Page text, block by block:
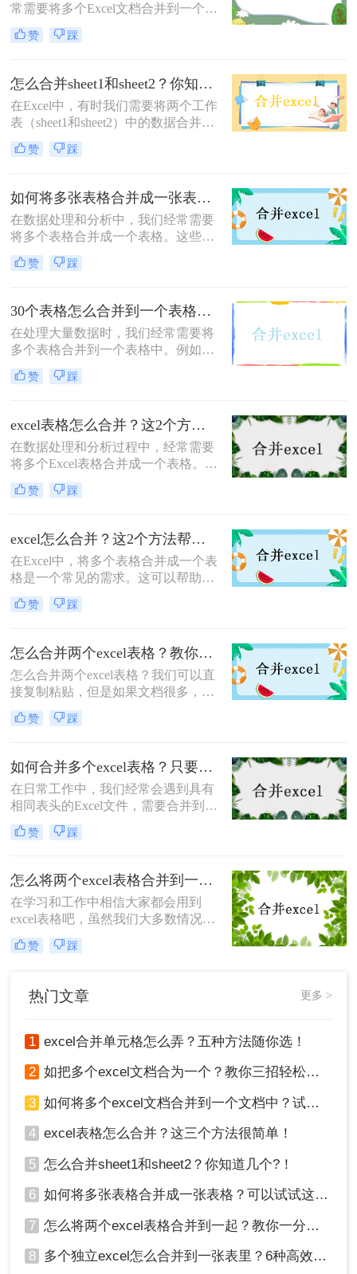
常需要将多个Excel文档合并到一个文
档中，以便于数据的集中管理和分
析。那么如何将多个excel文档合并到
实用的方法，帮助您轻松实现多个
Excel文档的合并。
赞 踩
怎么合并sheet1和sheet2？你知道几个?！
在Excel中，有时我们需要将两个工作
表（sheet1和sheet2）中的数据合并到
一个新的工作表中。这可能是为了整
理数据、创建报告或进行数据分析。
将介绍三种方法来合并两个工作表，
帮助您轻松完成合并操作。
赞 踩
如何将多张表格合并成一张表格？可以试试这2种方法！
​在数据处理和分析中，我们经常需要
将多个表格合并成一个表格。这些表
格可能来自不同的数据源、文件或数
据库。那么如何将多张表格合并成一
用的方法，帮助您将多张表格合并成
一张表格。
赞 踩
30个表格怎么合并到一个表格？试试这二种合并方法！
在处理大量数据时，我们经常需要将
多个表格合并到一个表格中。例如，
你可能手头有30个表格，每个表格都
包含相似的数据结构，现在你想将它
表格怎么合并到一个表格呢？下面将
介绍两种方法来实现这一目标。
赞 踩
excel表格怎么合并？这2个方法很简单！
在数据处理和分析过程中，经常需要
将多个Excel表格合并成一个表格。合
并表格不仅可以方便地管理和对比数
据，还可以提高工作效率。本文将介
松完成这项任务。
赞 踩
excel怎么合并？这2个方法帮你搞定！
在Excel中，将多个表格合并成一个表
格是一个常见的需求。这可以帮助我
们更方便地管理和分析数据，提高工
作效率。下面介绍excel怎么合并的方
赞 踩
怎么合并两个excel表格？教你二招轻松搞定！
怎么合并两个excel表格？我们可以直
接复制粘贴，但是如果文档很多，复
制粘贴也解决不了的时候，那么不妨
试一下合并excel表格，那么问题来
讲解一下，看看要怎么解决吧。
赞 踩
如何合并多个excel表格？只要学会这几个方法！
在日常工作中，我们经常会遇到具有
相同表头的Excel文件，需要合并到相
同的工作表中进行分析。当文件较多
时，手动合并表通常是一件非常麻烦
的VBA经常卡住。今天我将分享如何
合并多个excel表格方法，让大家可以
快速高效的合并excel。
赞 踩
怎么将两个excel表格合并到一起？教你一分钟搞定excel多工作表合并
在学习和工作中相信大家都会用到
excel表格吧，虽然我们大多数情况是
编辑excel的，但是也有需要将excel文
件合并的时候，比如说将两个或多个
两个excel表格合并到一起吗？今天就
来教大家一个简单又快速的合并excel
赞 踩
热门文章 更多 >
1 excel合并单元格怎么弄？五种方法随你选！
2 如把多个excel文档合为一个？教你三招轻松搞定！
3 如何将多个excel文档合并到一个文档中？试试这四个方法！
4 excel表格怎么合并？这三个方法很简单！
5 怎么合并sheet1和sheet2？你知道几个?！
6 如何将多张表格合并成一张表格？可以试试这2种方法！
7 怎么将两个excel表格合并到一起？教你一分钟搞定excel多工作表合并
8 多个独立excel怎么合并到一张表里？6种高效合并方法详解！